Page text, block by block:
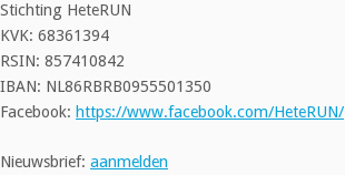
Stichting HeteRUN
KVK: 68361394
RSIN: 857410842
IBAN: NL86RBRB0955501350
Facebook: https://www.facebook.com/HeteRUN/
Nieuwsbrief: aanmelden